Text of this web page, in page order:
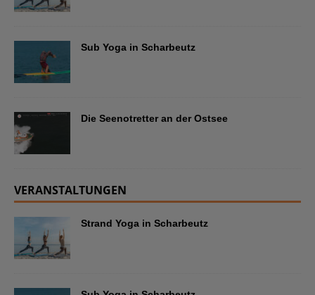
Sub Yoga in Scharbeutz
Die Seenotretter an der Ostsee
VERANSTALTUNGEN
Strand Yoga in Scharbeutz